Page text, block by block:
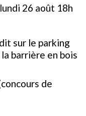
26 août 18h
sur le parking
barrière en bois
de